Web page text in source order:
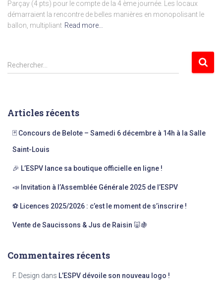
Parçay (4 pts) pour le compte de la 4 ème journée. Les locaux
démarraient la rencontre de belles manières en monopolisant le
ballon, multipliant Read more…
R
e
r
Rechercher…
Articles récents
🃏 Concours de Belote – Samedi 6 décembre à 14h à la Salle
Saint-Louis
🎉 L’ESPV lance sa boutique officielle en ligne !
📣 Invitation à l’Assemblée Générale 2025 de l’ESPV
⚽ Licences 2025/2026 : c’est le moment de s’inscrire !
Vente de Saucissons & Jus de Raisin 🐷🍇
Commentaires récents
F. Design dans L’ESPV dévoile son nouveau logo !